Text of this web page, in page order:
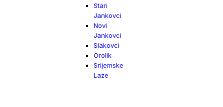
Stari
Jankovci
Novi
Jankovci
Slakovci
Orolik
Srijemske
Laze